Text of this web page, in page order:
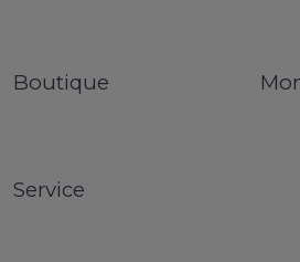
Boutique
Service